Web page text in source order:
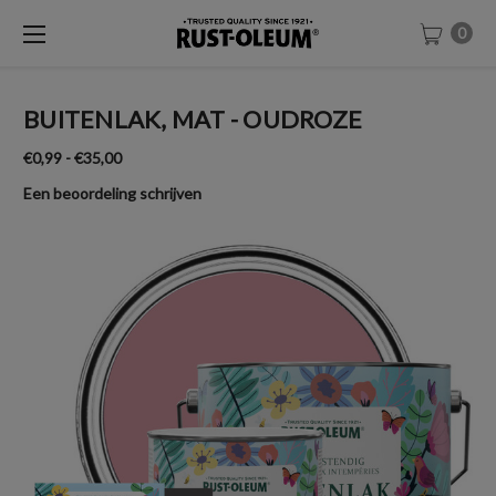
0
BUITENLAK, MAT - OUDROZE
€0,99 - €35,00
Een beoordeling schrijven